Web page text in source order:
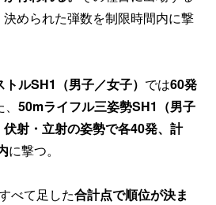
められた弾数を制限時間内に撃
ルSH1（男子／女子） では60発
50mライフル三姿勢SH1（男子
伏射・立射の姿勢で各40発、計
に撃つ。
べて足した合計点で順位が決ま